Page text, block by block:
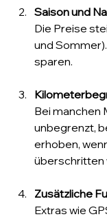
Saison und
Die Preise
und
sparen.
Bei manchen
unbegrenzt,
erhoben,
überschritten
Zusätzliche
Extras wie